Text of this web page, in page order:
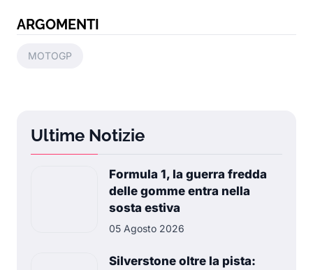
ARGOMENTI
MOTOGP
Ultime Notizie
Formula 1, la guerra fredda
delle gomme entra nella
sosta estiva
05 Agosto 2026
Silverstone oltre la pista: